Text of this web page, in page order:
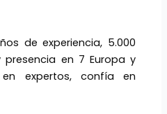
de experiencia, 5.000
en 7 Europa y
en expertos, confía en